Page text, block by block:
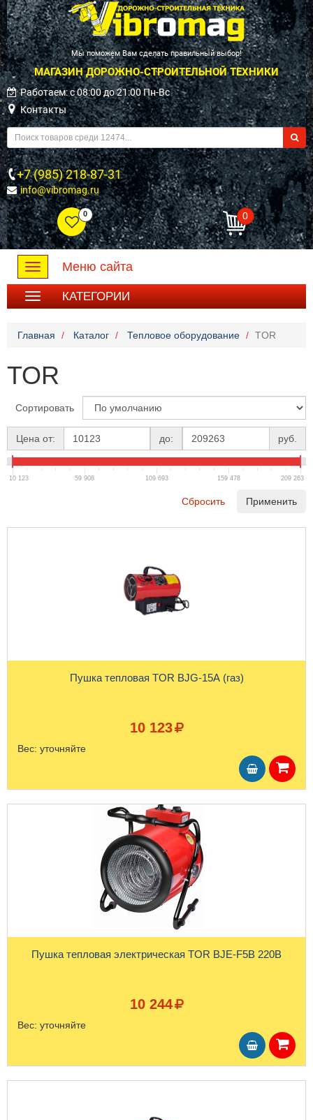
Мы поможем Вам сделать правильный выбор!
МАГАЗИН ДОРОЖНО-СТРОИТЕЛЬНОЙ ТЕХНИКИ
Работаем: c 08:00 до 21:00 Пн-Вс
Контакты
+7 (985) 218-87-31
info@vibromag.ru
0 0
Toggle
navigation
Меню сайта
КАТЕГОРИИ
Главная Каталог Тепловое оборудование TOR
TOR
Сортировать
Цена от: до: руб.
10 123 59 908 109 693 159 478 209 263
Сбросить Применить
Пушка тепловая TOR BJG-15A (газ)
10 123
Вес: уточняйте
Пушка тепловая электрическая TOR BJE-F5B 220В
10 244
Вес: уточняйте